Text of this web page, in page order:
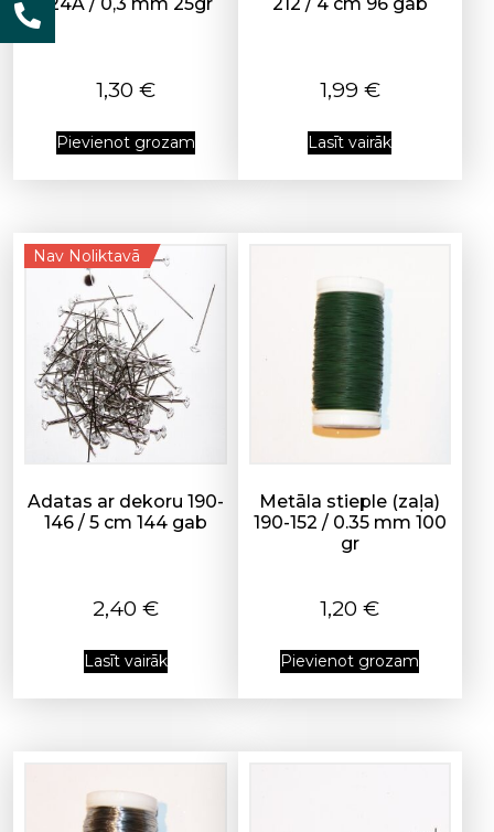
1,30 €
Pievienot grozam
1,99 €
Lasīt vairāk
Nav Noliktavā
Adatas ar dekoru 190-
146 / 5 cm 144 gab
2,40 €
Lasīt vairāk
Metāla stieple (zaļa)
190-152 / 0.35 mm 100
gr
1,20€
Pievienot grozam